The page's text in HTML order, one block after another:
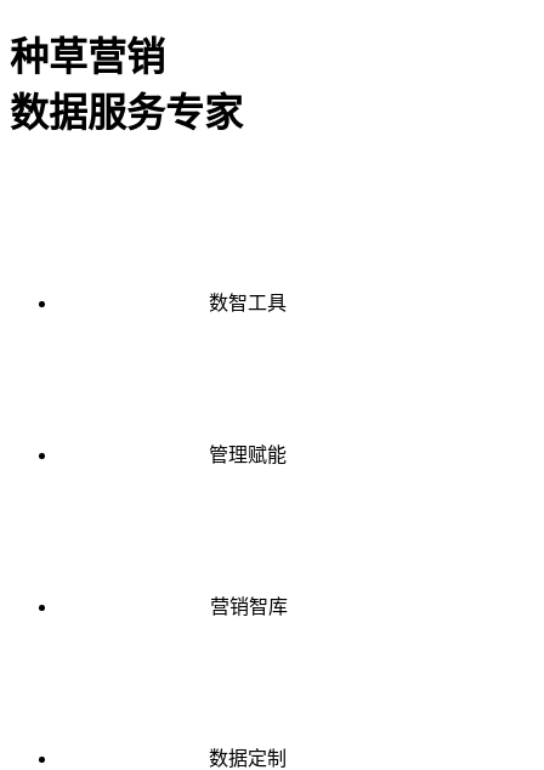
种草营销
数据服务专家
数智工具
管理赋能
营销智库
数据定制